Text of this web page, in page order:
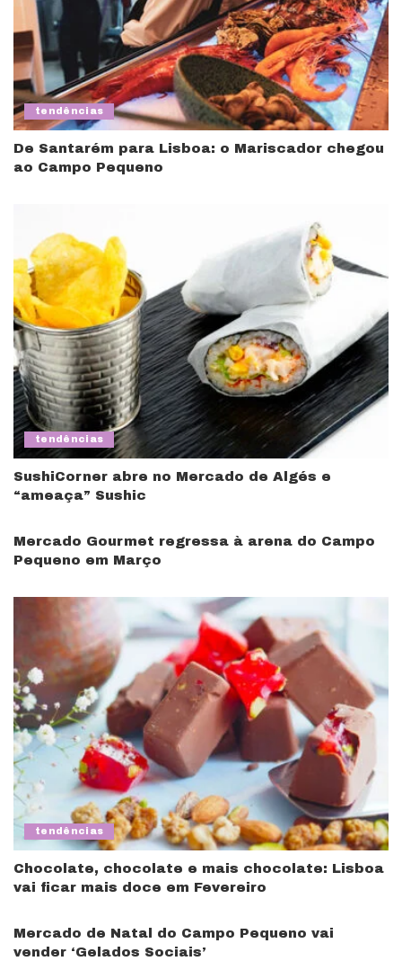
tendências
De Santarém para Lisboa: o Mariscador chegou
ao Campo Pequeno
tendências
SushiCorner abre no Mercado de Algés e
“ameaça” Sushic
Mercado Gourmet regressa à arena do Campo
Pequeno em Março
tendências
Chocolate, chocolate e mais chocolate: Lisboa
vai ficar mais doce em Fevereiro
Mercado de Natal do Campo Pequeno vai
vender ‘Gelados Sociais’